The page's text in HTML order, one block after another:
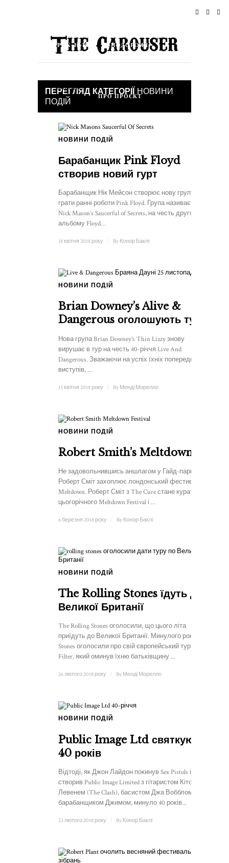
РОК-Н-РОЛ ПОДОРОЖІ
Магазин
ПРО ПРОЄКТ
ПЕРЕГЛЯД КАТЕГОРІЇ НОВИНИ
ПОДІЙ
НОВИНИ ПОДІЙ
Барабанщик Pink Floyd
створив новий гурт
Барабанщик Нік Мейсон створює нову групу, щоб
грати ранні роботи Pink Floyd. Група називається
Nick Mason’s Saucerful of Secrets, на честь другого
альбому Floyd…
18 квітня 2018 року By Конор Баклі
НОВИНИ ПОДІЙ
Brian Downey’s Alive &
Dangerous оголошують тур
Нова група Brian Downey's Thin Lizzy знову
вирушає в тур на честь 40-річчя Live And
Dangerous. Зважаючи на успіх їхніх попередніх
виступів, ...
13 квітня 2018 року By Менді Морелло
НОВИНИ ПОДІЙ
Robert Smith’s Meltdown
Не задовольнившись аншлагом у Гайд-парку,
Роберт Сміт захоплює лондонський фестиваль
Meltdown. Роберт Сміт з The Cure стане куратором
цьогорічного Meltdown Festival і ...
6 березня 2018 року By Конор Баклі
НОВИНИ ПОДІЙ
The Rolling Stones їдуть до
Великої Британії
The Rolling Stones оголосили, що цього літа
приїдуть до Великої Британії. Минулого року The
Stones оголосили про свій європейський тур No
Filter, який оминув їхню батьківщину ...
26 лютого 2018 року By Менді Морелло
НОВИНИ ПОДІЙ
Public Image Ltd святкують
40 років
Відтоді, як Джон Лайдон покинув Sex Pistols і
створив Public Image Limited з гітаристом Кітом
Левенем (The Clash), басистом Джа Вобблом і
барабанщиком Джимом, минуло 40 років...
23 лютого 2018 року By Конор Баклі